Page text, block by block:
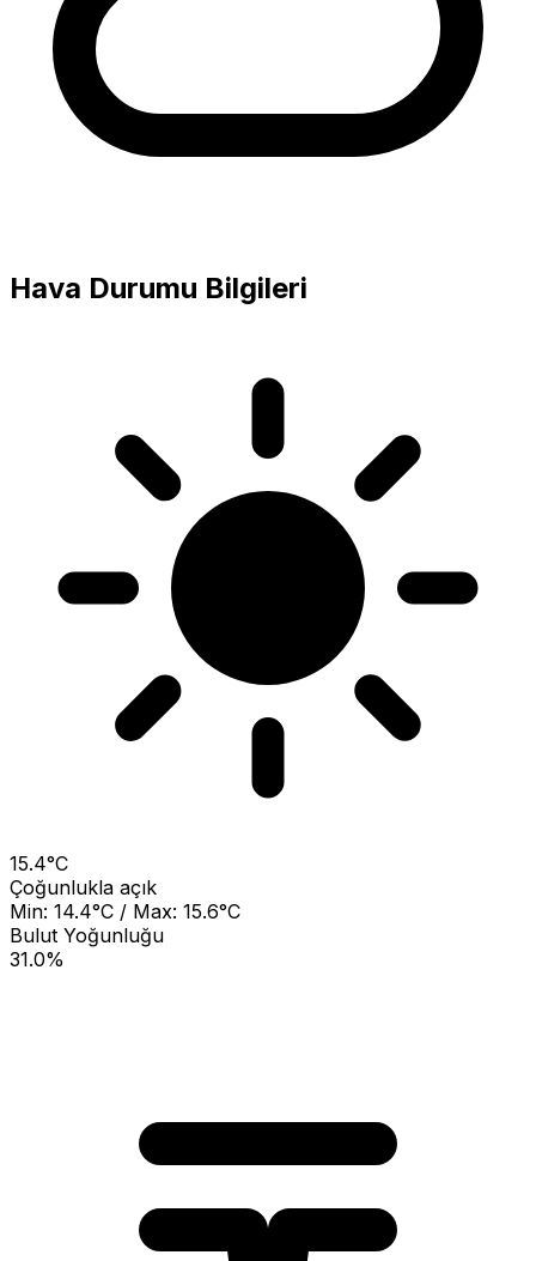
Hava Durumu Bilgileri
15.4°C
Çoğunlukla açık
Min: 14.4°C / Max: 15.6°C
Bulut Yoğunluğu
31.0%